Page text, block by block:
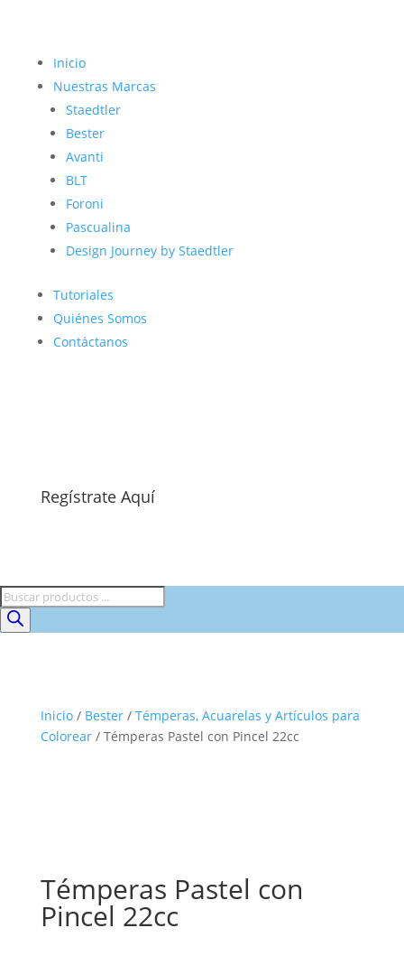
Inicio
Nuestras Marcas
Staedtler
Bester
Avanti
BLT
Foroni
Pascualina
Design Journey by Staedtler
Tutoriales
Quiénes Somos
Contáctanos
Regístrate Aquí
Búsqueda
de
productos
Inicio/ Bester/ Témperas, Acuarelas y Artículos para
Colorear/ Témperas Pastel con Pincel 22cc
Témperas Pastel con
Pincel 22cc